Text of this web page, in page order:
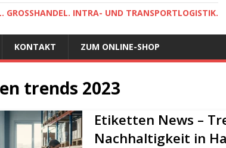
GROSSHANDEL. INTRA- UND TRANSPORTLOGISTIK.
KONTAKT ZUM ONLINE-SHOP
trends 2023
Etiketten News –
Nachhaltigkeit in